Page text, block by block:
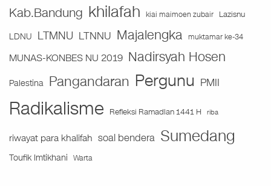
Kab.Bandung khilafah kiai maimoen zubair
Lazisnu
LDNU LTMNU LTNNU Majalengka muktamar ke-34
MUNAS-KONBES NU 2019 Nadirsyah Hosen
Palestina Pangandaran Pergunu PMII
Radikalisme Refleksi Ramadlan 1441 H riba
riwayat para khalifah soal bendera Sumedang
Toufik Imtikhani Warta